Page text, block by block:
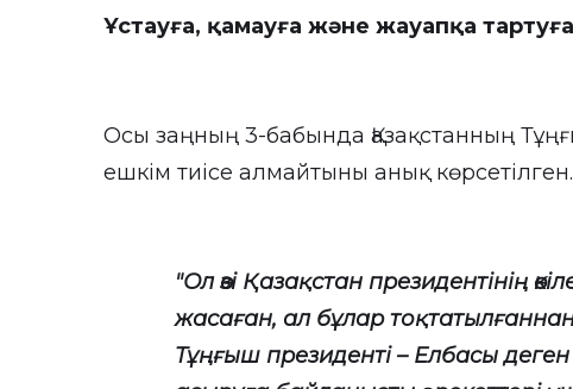
Ұстауға, қамауға және жауапқа
Осы заңның 3-бабында Қазақстанның
ешкім тиісе алмайтыны анық көрсетілген.
"Ол өзі Қазақстан президентінің
жасаған, ал бұлар
Тұңғыш президенті – Елбасы деген